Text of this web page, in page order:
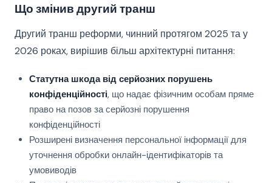
Що змінив другий транш
Другий транш реформи, чинний протягом 2025 та у
2026 роках, вирішив більш архітектурні питання:
Статутна шкода від серйозних порушень
конфіденційності, що надає фізичним особам пряме
право на позов за серйозні порушення
конфіденційності
Розширені визначення персональної інформації для
уточнення обробки онлайн-ідентифікаторів та
умовиводів